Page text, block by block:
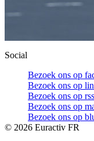
Social
Bezoek ons op
Bezoek ons op
Bezoek ons op
Bezoek ons op
Bezoek ons op
© 2026 Euractiv FR